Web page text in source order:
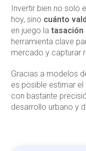
entrada:
Invertir bien no solo
hoy, sino cuánto
en juego latasación
herramienta clave
mercado y capturar
Gracias a modelos
es posible estimar el
con bastante
desarrollo urbano y